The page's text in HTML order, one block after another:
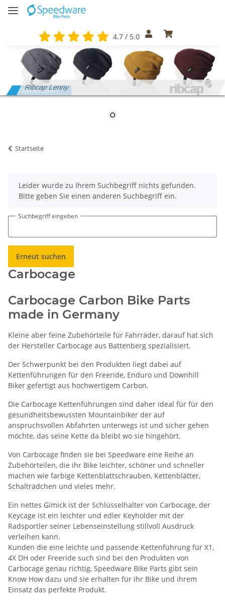
4.7 / 5.0
Ribcap Lenny
Startseite
xLeider wurde zu Ihrem Suchbegriff nichts gefunden.
Bitte geben Sie einen anderen Suchbegriff ein.
Suchbegriff eingeben
Erneut suchen
Carbocage
Carbocage Carbon Bike Parts
made in Germany
Kleine aber feine Zubehörteile für Fahrräder, darauf hat sich
der Hersteller Carbocage aus Battenberg spezialisiert.
Der Schwerpunkt bei den Produkten liegt dabei auf
Kettenführungen für den Freeride, Enduro und Downhill
Biker gefertigt aus hochwertigem Carbon.
Die Carbocage Kettenführungen sind daher ideal für für den
gesundheitsbewussten Mountainbiker der auf
anspruchsvollen Abfahrten unterwegs ist und sicher gehen
möchte, das seine Kette da bleibt wo sie hingehört.
Von Carbocage finden sie bei Speedware eine Reihe an
Zubehörteilen, die ihr Bike leichter, schöner und schneller
machen wie farbige Kettenblattschrauben, Kettenblätter,
Schalträdchen und vieles mehr.
Ein nettes Gimick ist der Schlüsselhalter von Carbocage, der
Keycage ist ein leichter und edler Keyholder mit der
Radsportler seiner Lebenseinstellung stillvoll Ausdruck
verleihen kann.
Kunden die eine leichte und passende Kettenführung für X1,
4X DH oder Freeride such sind bei den Produkten von
Carbocage genau richtig, Speedware Bike Parts gibt sein
Know How dazu und sie erhalten für ihr Bike und ihrem
Einsatz das perfekte Produkt.